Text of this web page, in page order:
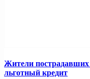
Жители пострадавших
льготный кредит